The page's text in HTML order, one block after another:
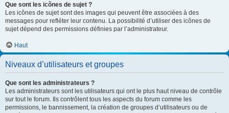
Que sont les icônes de sujet ?
Les icônes de sujet sont des images qui peuvent être associées à des
messages pour refléter leur contenu. La possibilité d’utiliser des icônes de
sujet dépend des permissions définies par l’administrateur.
Haut
Niveaux d’utilisateurs et groupes
Que sont les administrateurs ?
Les administrateurs sont les utilisateurs qui ont le plus haut niveau de contrôle
sur tout le forum. Ils contrôlent tous les aspects du forum comme les
permissions, le bannissement, la création de groupes d’utilisateurs ou de